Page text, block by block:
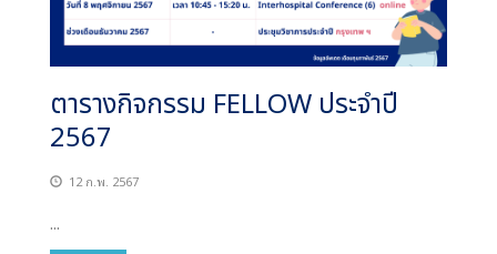
ตารางกิจกรรม FELLOW ประจำปี
2567
12 ก.พ. 2567
...